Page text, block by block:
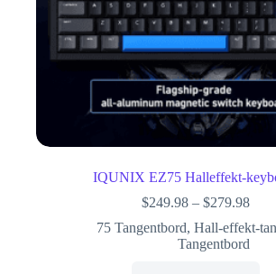
IQUNIX EZ75 Halleffekt-
$249.98 – $279.98
75 Tangentbord,Hall-effekt-
Tangentbord